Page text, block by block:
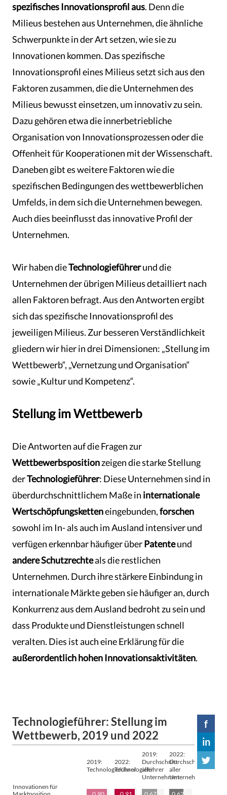
spezifisches Innovationsprofil aus. Denn die
Milieus bestehen aus Unternehmen, die ähnliche
Schwerpunkte in der Art setzen, wie sie zu
Innovationen kommen. Das spezifische
Innovationsprofil eines Milieus setzt sich aus den
Faktoren zusammen, die die Unternehmen des
Milieus bewusst einsetzen, um innovativ zu sein.
Dazu gehören etwa die innerbetriebliche
Organisation von Innovationsprozessen oder die
Offenheit für Kooperationen mit der Wissenschaft.
Daneben gibt es weitere Faktoren wie die
spezifischen Bedingungen des wettbewerblichen
Umfelds, in dem sich die Unternehmen bewegen.
Auch dies beeinflusst das innovative Profil der
Unternehmen.
Wir haben dieTechnologieführerund die
Unternehmen der übrigen Milieus detailliert nach
allen Faktoren befragt. Aus den Antworten ergibt
sich das spezifische Innovationsprofil des
jeweiligen Milieus. Zur besseren Verständlichkeit
gliedern wir hier in drei Dimensionen: „Stellung im
Wettbewerb“, „Vernetzung und Organisation“
sowie „Kultur und Kompetenz“.
Stellung im Wettbewerb
Die Antworten auf die Fragen zur
Wettbewerbspositionzeigen die starke Stellung
derTechnologieführer: Diese Unternehmen sind in
überdurchschnittlichem Maße in internationale
Wertschöpfungsketteneingebunden,forschen
sowohl im In- als auch im Ausland intensiver und
verfügen erkennbar häufiger überPatenteund
andere Schutzrechteals die restlichen
Unternehmen. Durch ihre stärkere Einbindung in
internationale Märkte geben sie häufiger an, durch
Konkurrenz aus dem Ausland bedroht zu sein und
dass Produkte und Dienstleistungen schnell
veralten. Dies ist auch eine Erklärung für die
außerordentlich hohen Innovationsaktivitäten.